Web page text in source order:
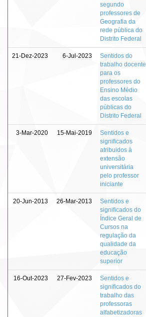
segundo
professores de
Geografia da
rede pública do
Distrito Federal
21-Dez-2023 6-Jul-2023
Sentidos do
trabalho docente
para os
professores do
Ensino Médio
das escolas
públicas do
Distrito Federal
3-Mar-2020 15-Mai-2019
Sentidos e
significados
atribuidos à
extensão
universitária
pelo professor
iniciante
20-Jun-2013 26-Mar-2013
Sentidos e
significados do
Índice Geral de
Cursos na
regulação da
qualidade da
educação
superior
16-Out-2023 27-Fev-2023
Sentidos e
significados do
trabalho das
professoras
alfabetizadoras